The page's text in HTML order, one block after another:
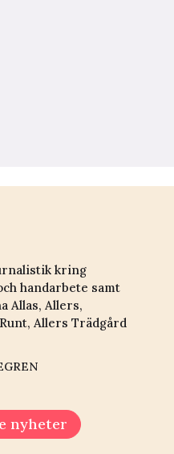
kring
handarbete samt
Allas, Allers,
Allers Trädgård
nyheter